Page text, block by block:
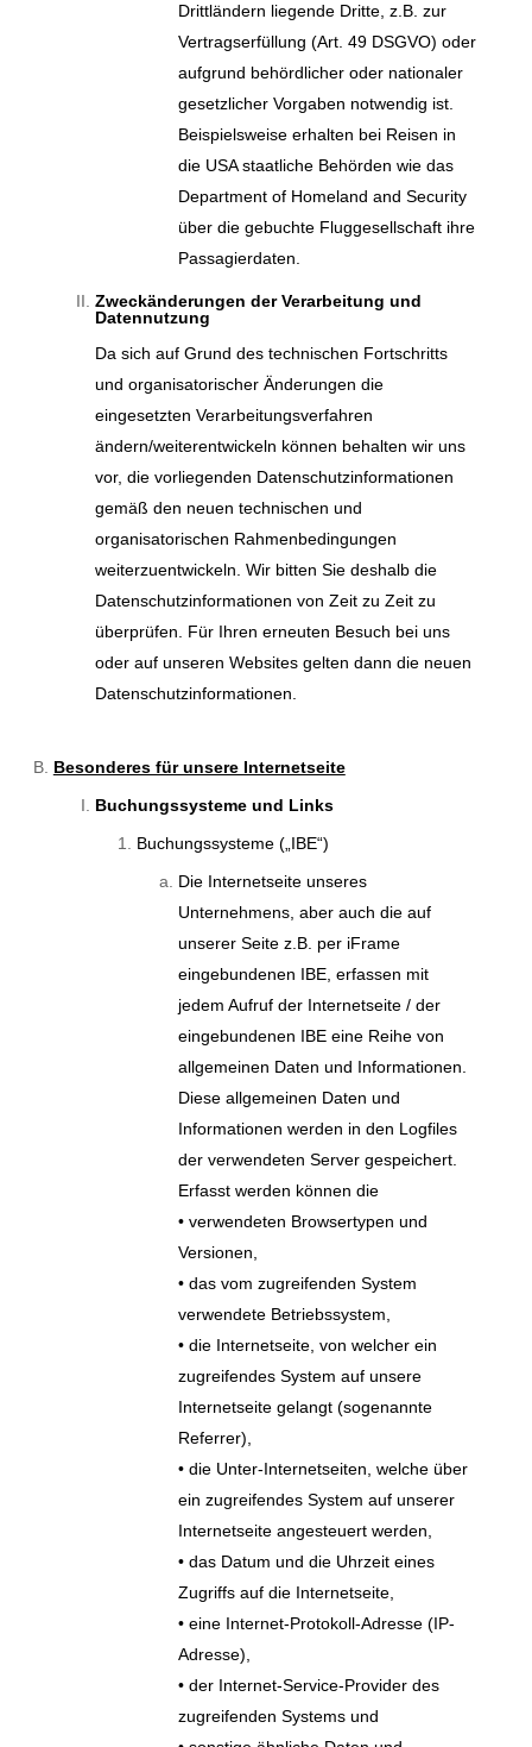
Drittländern liegende Dritte, z.B. zur
Vertragserfüllung (Art. 49 DSGVO) oder
aufgrund behördlicher oder nationaler
gesetzlicher Vorgaben notwendig ist.
Beispielsweise erhalten bei Reisen in
die USA staatliche Behörden wie das
Department of Homeland and Security
über die gebuchte Fluggesellschaft ihre
Passagierdaten.
Zweckänderungen der Verarbeitung und
Datennutzung
Da sich auf Grund des technischen Fortschritts
und organisatorischer Änderungen die
eingesetzten Verarbeitungsverfahren
ändern/weiterentwickeln können behalten wir uns
vor, die vorliegenden Datenschutzinformationen
gemäß den neuen technischen und
organisatorischen Rahmenbedingungen
weiterzuentwickeln. Wir bitten Sie deshalb die
Datenschutzinformationen von Zeit zu Zeit zu
überprüfen. Für Ihren erneuten Besuch bei uns
oder auf unseren Websites gelten dann die neuen
Datenschutzinformationen.
Besonderes für unsere Internetseite
Buchungssysteme und Links
Buchungssysteme („IBE“)
Die Internetseite unseres
Unternehmens, aber auch die auf
unserer Seite z.B. per iFrame
eingebundenen IBE, erfassen mit
jedem Aufruf der Internetseite / der
eingebundenen IBE eine Reihe von
allgemeinen Daten und Informationen.
Diese allgemeinen Daten und
Informationen werden in den Logfiles
der verwendeten Server gespeichert.
Erfasst werden können die
• verwendeten Browsertypen und
Versionen,
• das vom zugreifenden System
verwendete Betriebssystem,
• die Internetseite, von welcher ein
zugreifendes System auf unsere
Internetseite gelangt (sogenannte
Referrer),
• die Unter-Internetseiten, welche über
ein zugreifendes System auf unserer
Internetseite angesteuert werden,
• das Datum und die Uhrzeit eines
Zugriffs auf die Internetseite,
• eine Internet-Protokoll-Adresse (IP-
Adresse),
• der Internet-Service-Provider des
zugreifenden Systems und